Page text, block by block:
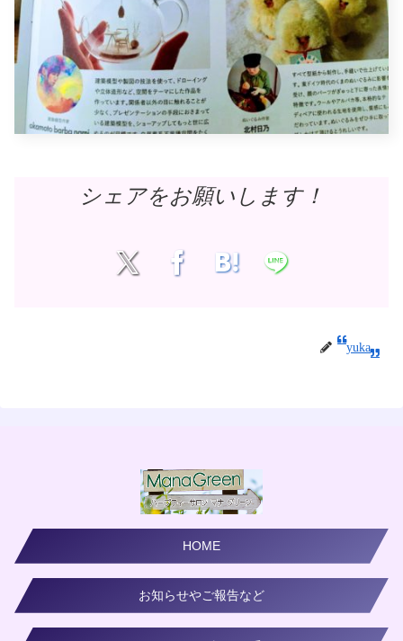
シェアをお願いします！
yuka
HOME
お知らせやご報告など